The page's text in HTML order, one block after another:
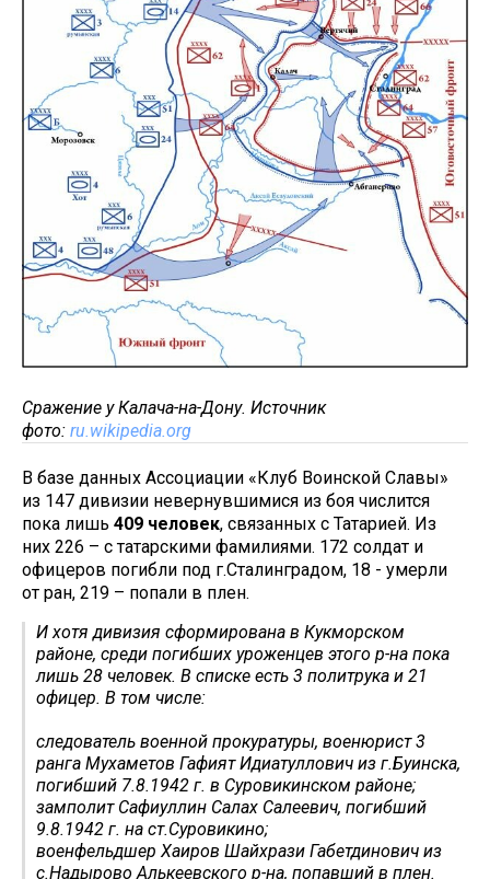
Сражение у Калача-на-Дону. Источник
фото: ru.wikipedia.org
В базе данных Ассоциации «Клуб Воинской Славы»
из 147 дивизии невернувшимися из боя числится
пока лишь 409 человек, связанных с Татарией. Из
них 226 – с татарскими фамилиями. 172 солдат и
офицеров погибли под г.Сталинградом, 18 - умерли
от ран, 219 – попали в плен.
И хотя дивизия сформирована в Кукморском
районе, среди погибших уроженцев этого р-на пока
лишь 28 человек. В списке есть 3 политрука и 21
офицер. В том числе:
следователь военной прокуратуры, военюрист 3
ранга Мухаметов Гафият Идиатуллович из г.Буинска,
погибший 7.8.1942 г. в Суровикинском районе;
замполит Сафиуллин Салах Салеевич, погибший
9.8.1942 г. на ст.Суровикино;
военфельдшер Хаиров Шайхрази Габетдинович из
с.Надырово Алькеевского р-на, попавший в плен.